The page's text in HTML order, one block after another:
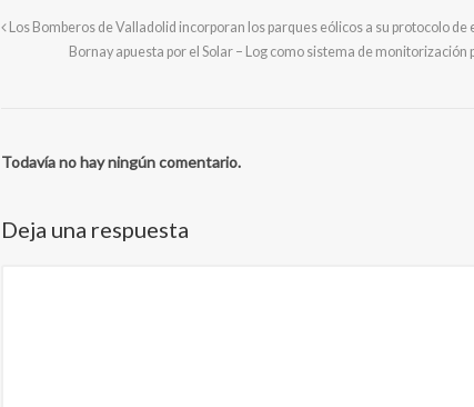
Los Bomberos de Valladolid incorporan los parques eólicos a su protocolo
Bornay apuesta por el Solar – Log como sistema de
Todavía no hay ningún comentario.
Deja una respuesta